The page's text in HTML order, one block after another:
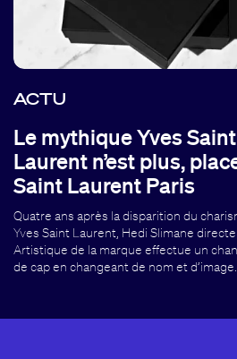
ACTU
Le mythique Yves Saint
Laurent n’est plus,
Saint Laurent Paris
Quatre ans après la disparition du
Yves Saint Laurent, Hedi Slimane
Artistique de la marque effectue un
de cap en changeant de nom et